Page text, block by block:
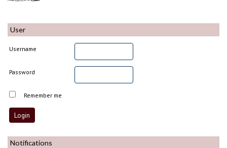
User
Username
Password
Remember me
Notifications